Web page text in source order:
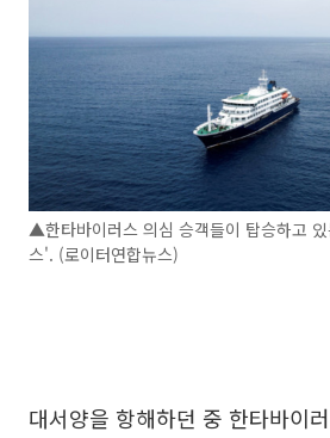
▲한타바이러스 의심 승객들이 탑승하고
스'. (로이터연합뉴스)
대서양을 항해하던 중 한타바이